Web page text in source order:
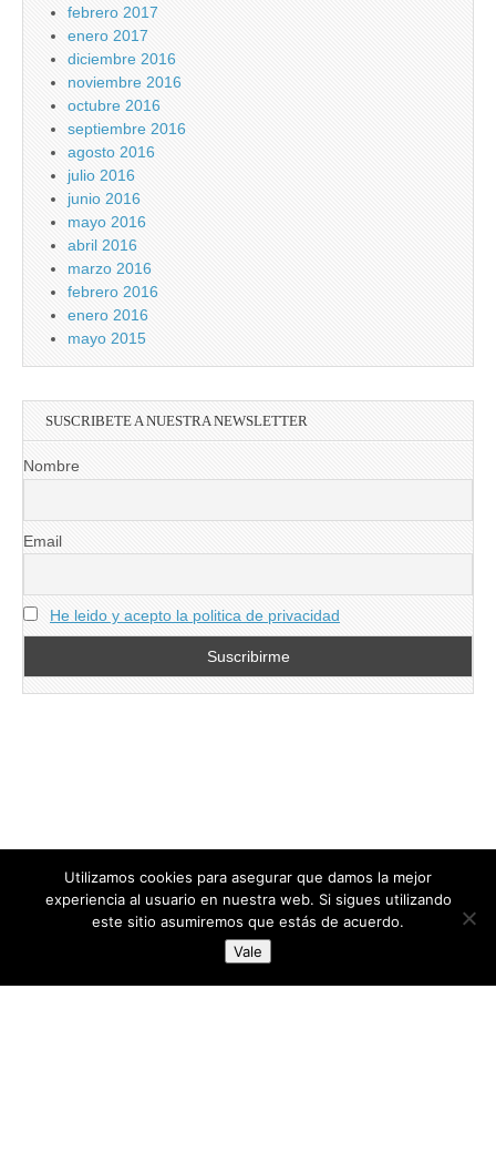
febrero 2017
enero 2017
diciembre 2016
noviembre 2016
octubre 2016
septiembre 2016
agosto 2016
julio 2016
junio 2016
mayo 2016
abril 2016
marzo 2016
febrero 2016
enero 2016
mayo 2015
SUSCRIBETE A NUESTRA NEWSLETTER
Nombre
Email
He leido y acepto la politica de privacidad
directoresdeseguridad.es
Diseñado por Centro Andaluz de Estudios y Entrenamiento
Utilizamos cookies para asegurar que damos la mejor
experiencia al usuario en nuestra web. Si sigues utilizando
este sitio asumiremos que estás de acuerdo.
Vale